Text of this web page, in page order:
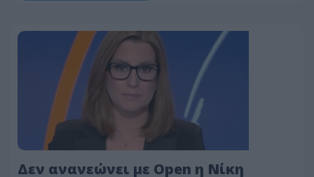
Δεν ανανεώνει με Open η Νίκη